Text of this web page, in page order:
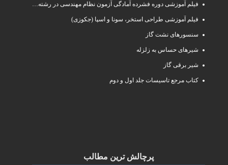
فیلم آموزشی دوره فشرده آمادگی آزمون نظام مهندسی در رشته طراحی و نظارت تاسیسات مکانیکی ساختمان
فیلم آموزشی طراحی استخر، سونا و اسپا (جکوزی)
سنسورهای نشت گاز
شیرهای حساس به زلزله
شیر برقی گاز
کتاب مرجع تاسیسات جلد اول و دوم
پرچالش ترین مطالب